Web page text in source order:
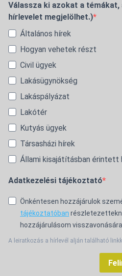
Válassza ki azokat a
hírlevelet megjelölhet.)
Általános hírek
Hogyan vehetek részt
Civil ügyek
Lakásügynökség
Lakáspályázat
Lakótér
Kutyás ügyek
Társasházi hírek
Állami kisajátításban érintett
Adatkezelési tájékoztató
Önkéntesen hozzájárulok
tájékoztatóban
hozzájárulásom
A leiratkozás a hírlevél alján található